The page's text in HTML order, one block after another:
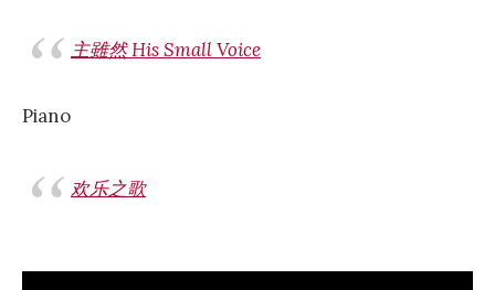
主雖然 His Small Voice
Piano
欢乐之歌